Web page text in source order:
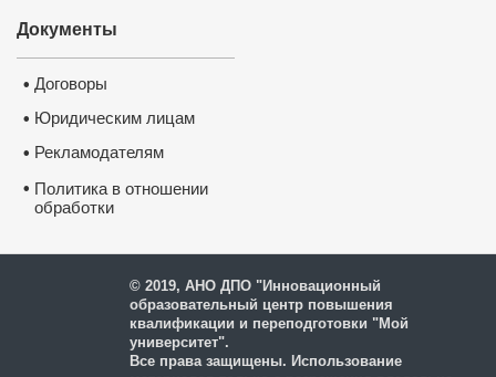
Документы
• Договоры
• Юридическим лицам
• Рекламодателям
• Политика в отношении
обработки
© 2019, АНО ДПО "Инновационный
образовательный центр повышения
квалификации и переподготовки "Мой
университет".
Все права защищены. Использование